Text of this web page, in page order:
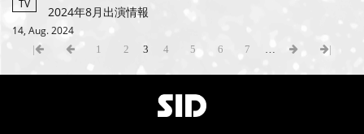
TV 2024年8月出演情報
14, Aug. 2024
| 1 2 3 4 5 6 7 |